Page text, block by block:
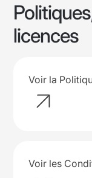
licences
Voir la
Voir les